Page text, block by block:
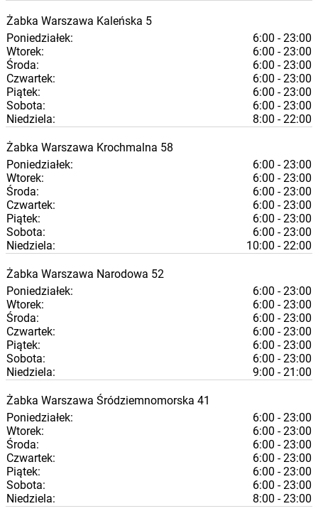
Żabka Warszawa Kaleńska 5
Poniedziałek:
6:00 - 23:00
Wtorek:
6:00 - 23:00
Środa:
6:00 - 23:00
Czwartek:
6:00 - 23:00
Piątek:
6:00 - 23:00
Sobota:
6:00 - 23:00
Niedziela:
8:00 - 22:00
Żabka Warszawa Krochmalna 58
Poniedziałek:
6:00 - 23:00
Wtorek:
6:00 - 23:00
Środa:
6:00 - 23:00
Czwartek:
6:00 - 23:00
Piątek:
6:00 - 23:00
Sobota:
6:00 - 23:00
Niedziela:
10:00 - 22:00
Żabka Warszawa Narodowa 52
Poniedziałek:
6:00 - 23:00
Wtorek:
6:00 - 23:00
Środa:
6:00 - 23:00
Czwartek:
6:00 - 23:00
Piątek:
6:00 - 23:00
Sobota:
6:00 - 23:00
Niedziela:
9:00 - 21:00
Żabka Warszawa Śródziemnomorska 41
Poniedziałek:
6:00 - 23:00
Wtorek:
6:00 - 23:00
Środa:
6:00 - 23:00
Czwartek:
6:00 - 23:00
Piątek:
6:00 - 23:00
Sobota:
6:00 - 23:00
Niedziela:
8:00 - 23:00